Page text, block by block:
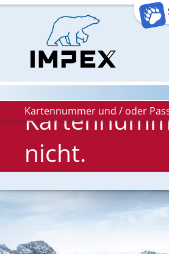
Kartennummer und / oder
nicht.